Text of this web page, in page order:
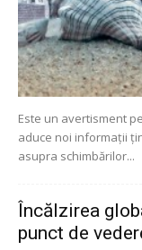
Este un avertisment
aduce noi informații
asupra schimbărilor...
Încălzirea
punct de